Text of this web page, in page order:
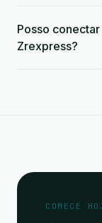
Posso
Zrexpress?
COMECE